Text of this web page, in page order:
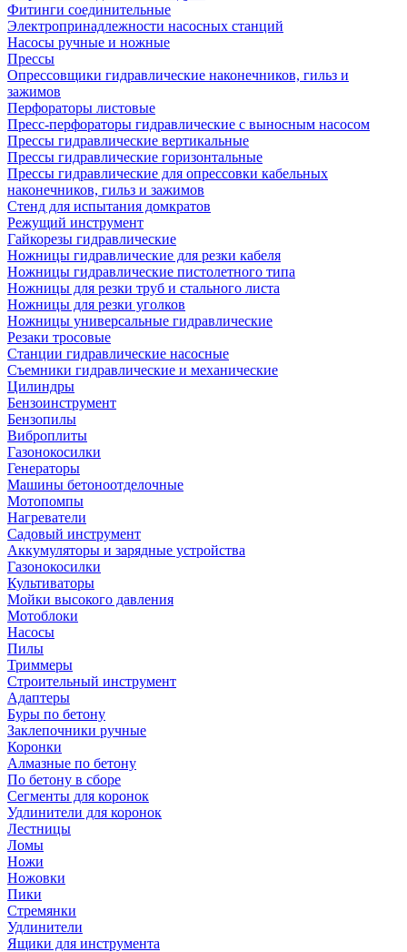
Фитинги соединительные
Электропринадлежности насосных станций
Насосы ручные и ножные
Прессы
Опрессовщики гидравлические наконечников, гильз и
зажимов
Перфораторы листовые
Пресс-перфораторы гидравлические с выносным насосом
Прессы гидравлические вертикальные
Прессы гидравлические горизонтальные
Прессы гидравлические для опрессовки кабельных
наконечников, гильз и зажимов
Стенд для испытания домкратов
Режущий инструмент
Гайкорезы гидравлические
Ножницы гидравлические для резки кабеля
Ножницы гидравлические пистолетного типа
Ножницы для резки труб и стального листа
Ножницы для резки уголков
Ножницы универсальные гидравлические
Резаки тросовые
Станции гидравлические насосные
Съемники гидравлические и механические
Цилиндры
Бензоинструмент
Бензопилы
Виброплиты
Газонокосилки
Генераторы
Машины бетоноотделочные
Мотопомпы
Нагреватели
Садовый инструмент
Аккумуляторы и зарядные устройства
Газонокосилки
Культиваторы
Мойки высокого давления
Мотоблоки
Насосы
Пилы
Триммеры
Строительный инструмент
Адаптеры
Буры по бетону
Заклепочники ручные
Коронки
Алмазные по бетону
По бетону в сборе
Сегменты для коронок
Удлинители для коронок
Лестницы
Ломы
Ножи
Ножовки
Пики
Стремянки
Удлинители
Ящики для инструмента